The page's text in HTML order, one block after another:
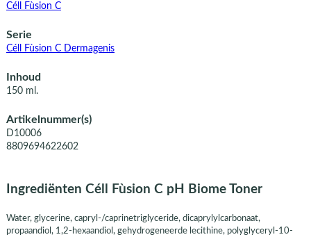
Céll Fùsion C
Serie
Céll Fùsion C Dermagenis
Inhoud
150 ml.
Artikelnummer(s)
D10006
8809694622602
Ingrediënten Céll Fùsion C pH Biome Toner
Water, glycerine, capryl-/caprinetriglyceride, dicaprylylcarbonaat,
propaandiol, 1,2-hexaandiol, gehydrogeneerde lecithine, polyglyceryl-10-